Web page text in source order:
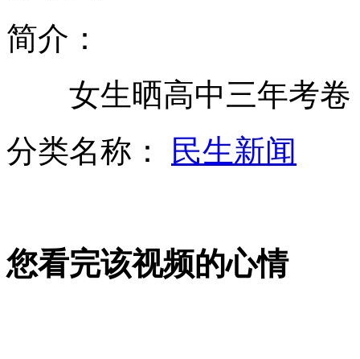
孕妇临产遇堵车 交警跑步来开道
简介：
女生晒高中三年考卷
分类名称：
民生新闻
您看完该视频的心情